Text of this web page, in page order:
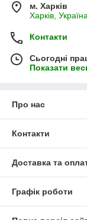
м. Харків
Харків, Україна
Контакти
Сьогодні
Показати
Про нас
Контакти
Доставка та
Графік роботи